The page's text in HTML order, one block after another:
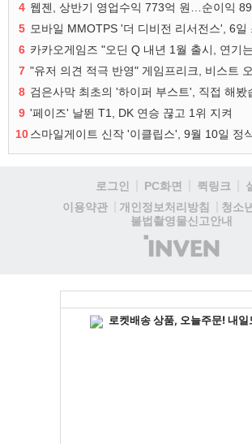
4 웹젠, 상반기 영업수익 773억 원…순이익
5 모바일 MMOTPS '더 디비전 리서전스', 6일
6 카카오게임즈 "오딘 Q 내년 1월 출시, 연기
7
8 검은사막 최초의 '하이퍼 부스트', 직접 해봤
9 '페이즈' 날뛴 T1, DK 연승 끊고 1위 지켜
10스마일게이트 신작 '이클립스', 9월 10일 정
로그인 PC화면 퀵링크
이용약관
개인정보처리방침
청소
불법촬영물신고안내
(주)
인